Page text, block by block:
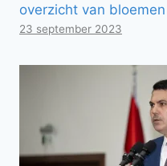
overzicht van
23 september 2023